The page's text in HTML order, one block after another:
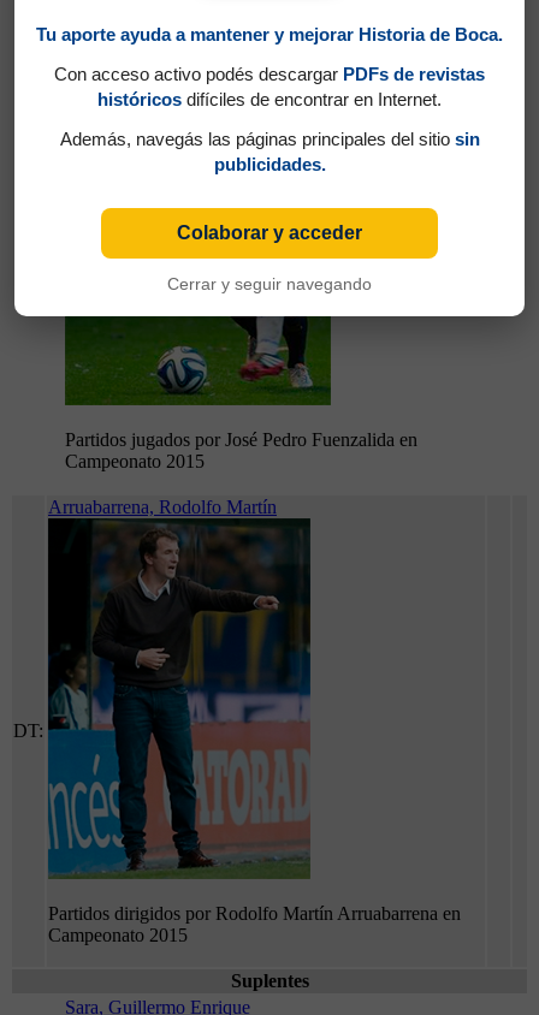
Partidos jugados por José Pedro Fuenzalida en
Campeonato 2015
DT:
Arruabarrena, Rodolfo Martín
Partidos dirigidos por Rodolfo Martín Arruabarrena en
Campeonato 2015
Suplentes
Sara, Guillermo Enrique
Tu aporte ayuda a mantener y mejorar Historia de Boca.
Con acceso activo podés descargar PDFs de revistas
históricos difíciles de encontrar en Internet.
Además, navegás las páginas principales del sitio sin
publicidades.
Colaborar y acceder
Cerrar y seguir navegando